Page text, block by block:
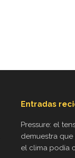
Entradas
Pressure: el
demuestra
el clima podía